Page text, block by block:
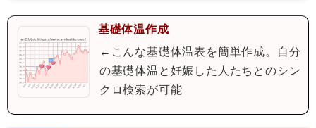
基礎体温作成
←こんな基礎体温表を簡単作成。自分
の基礎体温と妊娠した人たちとのシン
クロ検索が可能